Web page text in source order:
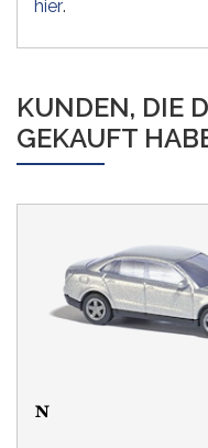
hier.
KUNDEN, DIE
GEKAUFT